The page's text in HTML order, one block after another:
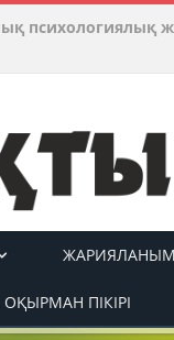
психологиялық
ЖАРИЯЛАНЫМ
ОҚЫРМАН ПІКІРІ